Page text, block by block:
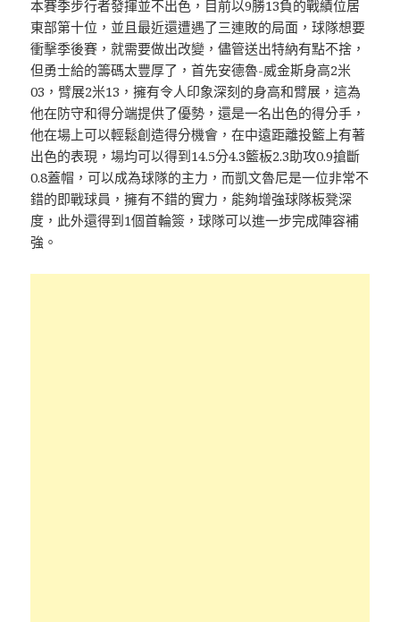
本賽季步行者發揮並不出色，目前以9勝13負的戰績位居
東部第十位，並且最近還遭遇了三連敗的局面，球隊想要
衝擊季後賽，就需要做出改變，儘管送出特納有點不捨，
但勇士給的籌碼太豐厚了，首先安德魯-威金斯身高2米
03，臂展2米13，擁有令人印象深刻的身高和臂展，這為
他在防守和得分端提供了優勢，還是一名出色的得分手，
他在場上可以輕鬆創造得分機會，在中遠距離投籃上有著
出色的表現，場均可以得到14.5分4.3籃板2.3助攻0.9搶斷
0.8蓋帽，可以成為球隊的主力，而凱文魯尼是一位非常不
錯的即戰球員，擁有不錯的實力，能夠增強球隊板凳深
度，此外還得到1個首輪簽，球隊可以進一步完成陣容補
強。